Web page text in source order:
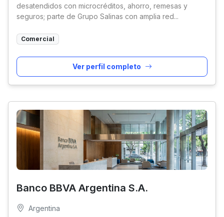
desatendidos con microcréditos, ahorro, remesas y
seguros; parte de Grupo Salinas con amplia red...
Comercial
Ver perfil completo
Banco BBVA Argentina S.A.
Argentina